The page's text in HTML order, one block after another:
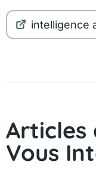
intelligence
Articles
Vous